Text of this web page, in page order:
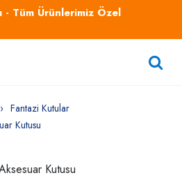
- Tüm Ürünlerimiz Özel
Fantazi Kutular
Kutusu